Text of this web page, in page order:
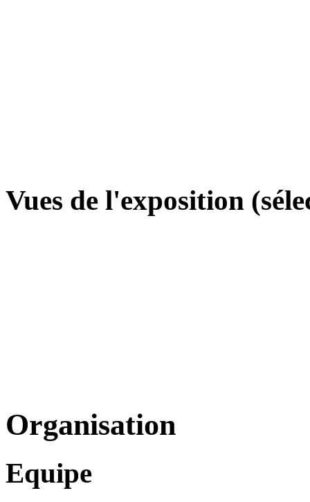
Vues de l'exposition
Organisation
Equipe